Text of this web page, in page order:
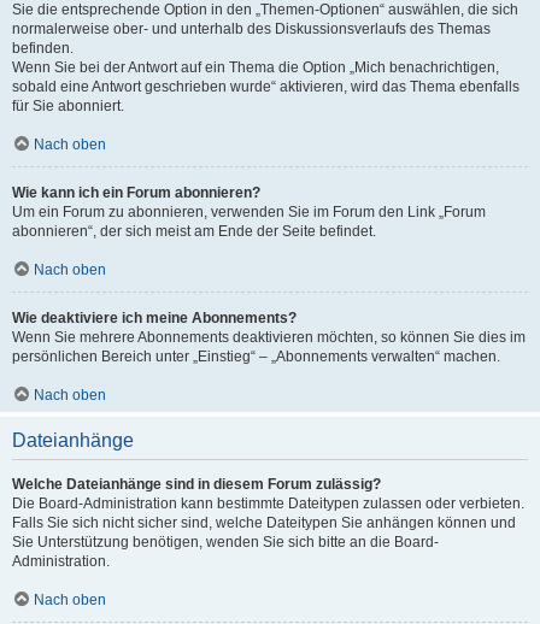
Sie die entsprechende Option in den „Themen-Optionen“ auswählen, die sich
normalerweise ober- und unterhalb des Diskussionsverlaufs des Themas
befinden.
Wenn Sie bei der Antwort auf ein Thema die Option „Mich benachrichtigen,
sobald eine Antwort geschrieben wurde“ aktivieren, wird das Thema ebenfalls
für Sie abonniert.
Nach oben
Wie kann ich ein Forum abonnieren?
Um ein Forum zu abonnieren, verwenden Sie im Forum den Link „Forum
abonnieren“, der sich meist am Ende der Seite befindet.
Nach oben
Wie deaktiviere ich meine Abonnements?
Wenn Sie mehrere Abonnements deaktivieren möchten, so können Sie dies im
persönlichen Bereich unter „Einstieg“ – „Abonnements verwalten“ machen.
Nach oben
Dateianhänge
Welche Dateianhänge sind in diesem Forum zulässig?
Die Board-Administration kann bestimmte Dateitypen zulassen oder verbieten.
Falls Sie sich nicht sicher sind, welche Dateitypen Sie anhängen können und
Sie Unterstützung benötigen, wenden Sie sich bitte an die Board-
Administration.
Nach oben